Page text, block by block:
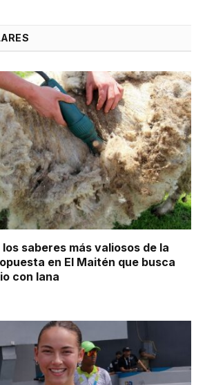
saberes más valiosos de la
en El Maitén que busca
con lana